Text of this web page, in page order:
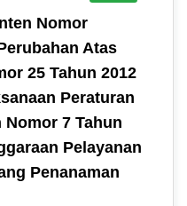
Nomor
Atas
25 Tahun 2012
Peraturan
7 Tahun
Pelayanan
Penanaman